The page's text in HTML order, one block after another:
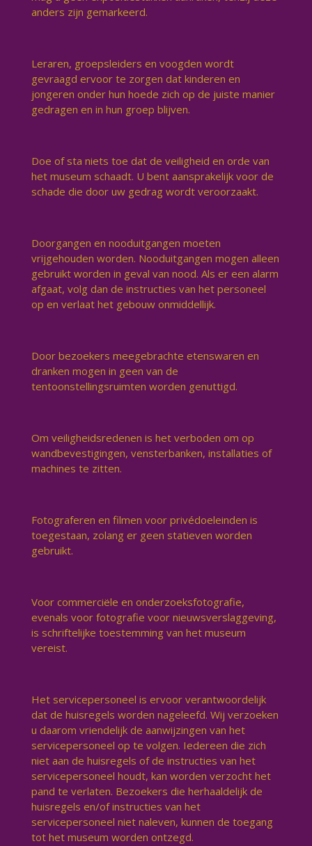
anders zijn gemarkeerd.
Leraren, groepsleiders en voogden wordt
gevraagd ervoor te zorgen dat kinderen en
jongeren onder hun hoede zich op de juiste manier
gedragen en in hun groep blijven.
Doe of sta niets toe dat de veiligheid en orde van
het museum schaadt. U bent aansprakelijk voor de
schade die door uw gedrag wordt veroorzaakt.
Doorgangen en nooduitgangen moeten
vrijgehouden worden. Nooduitgangen mogen alleen
gebruikt worden in geval van nood. Als er een alarm
afgaat, volg dan de instructies van het personeel
op en verlaat het gebouw onmiddellijk.
Door bezoekers meegebrachte etenswaren en
dranken mogen in geen van de
tentoonstellingsruimten worden genuttigd.
Om veiligheidsredenen is het verboden om op
wandbevestigingen, vensterbanken, installaties of
machines te zitten.
Fotograferen en filmen voor privédoeleinden is
toegestaan, zolang er geen statieven worden
gebruikt.
Voor commerciële en onderzoeksfotografie,
evenals voor fotografie voor nieuwsverslaggeving,
is schriftelijke toestemming van het museum
vereist.
Het servicepersoneel is ervoor verantwoordelijk
dat de huisregels worden nageleefd. Wij verzoeken
u daarom vriendelijk de aanwijzingen van het
servicepersoneel op te volgen. Iedereen die zich
niet aan de huisregels of de instructies van het
servicepersoneel houdt, kan worden verzocht het
pand te verlaten. Bezoekers die herhaaldelijk de
huisregels en/of instructies van het
servicepersoneel niet naleven, kunnen de toegang
tot het museum worden ontzegd.